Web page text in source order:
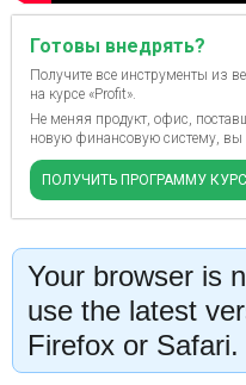
Готовы внедрять?
Получите все инструменты из
на курсе «Profit».
Не меняя продукт, офис,
новую финансовую систему, вы
ПОЛУЧИТЬ ПРОГРАММУ
Your browser is
use the latest
Firefox or Safari.